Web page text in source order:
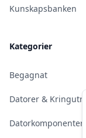
Kunskapsbanken
Kategorier
Begagnat
Datorer &
Datorkomponenter